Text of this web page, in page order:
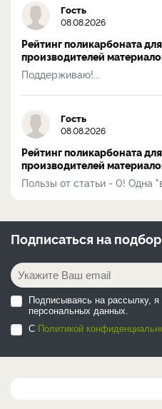
Гость
08.08.2026
Рейтинг поликарбоната
производителей
Поддерживаю!...
Гость
08.08.2026
Рейтинг поликарбоната
производителей
Пользы от статьи - 0! Одна
Подписаться на
Подписываясь на рассылку,
персональных данных.
С Политикой